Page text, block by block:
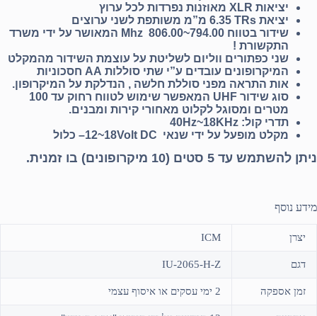
יציאות XLR מאוזנות נפרדות לכל ערוץ
יציאת TRs
שידור בטווח 794.00~806.00
Mhz המאושר על ידי משרד
התקשורת !
שני כפתורים ווליום לשליטת על עוצמת השידור מהמקלט
המיקרופונים עובדים ע”י שתי סוללות AA חסכוניות
אות התראה מפני סוללת חלשה , הנדלקת על המיקרופון.
סוג שידור UHF
המאפשר שימוש לטווח רחוק עד 100
מטרים ומסוגל לקלוט מאחורי קירות ומבנים.
תדרי קול: 40Hz~18KHz
מקלט מופעל על ידי שנאי 12~18Volt DC– כלול
ניתן להשתמש עד 5 סטים (10 מיקרופונים) בו זמנית.
מידע נוסף
יצרן ICM
דגם IU-2065-H-Z
זמן אספקה 2 ימי עסקים או איסוף עצמי